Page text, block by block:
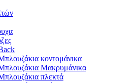
κοντομάνικα
Μακρυμάνικα
πλεκτά